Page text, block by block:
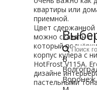
квартиры или
приемной.
Цвет
можно сказать о
который
корпус кулера с
HotFrost V115A.
дизайне
пастельными
В
Воронеж